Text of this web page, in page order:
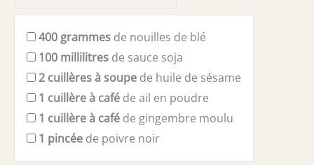
400 grammes de nouilles de blé
100 millilitres de sauce soja
2 cuillères à soupe de huile de sésame
1 cuillère à café de ail en poudre
1 cuillère à café de gingembre moulu
1 pincée de poivre noir